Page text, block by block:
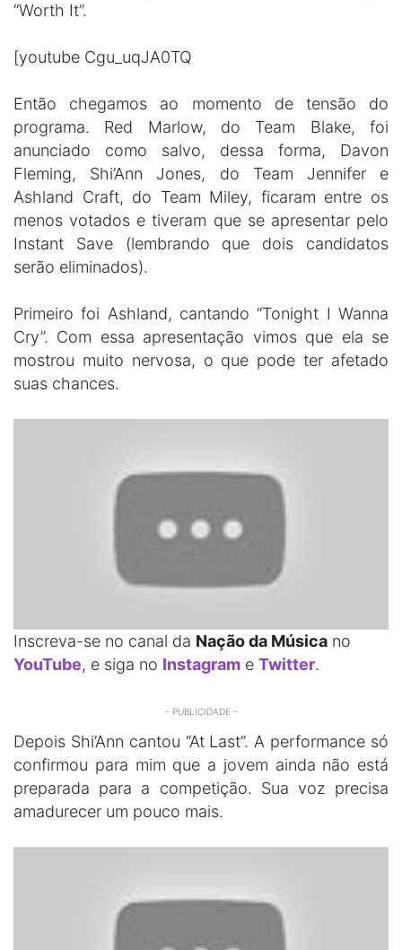
“Worth It”.
[youtube Cgu_uqJA0TQ
Então chegamos ao momento de tensão do
programa. Red Marlow, do Team Blake, foi
anunciado como salvo, dessa forma, Davon
Fleming, Shi’Ann Jones, do Team Jennifer e
Ashland Craft, do Team Miley, ficaram entre os
menos votados e tiveram que se apresentar pelo
Instant Save (lembrando que dois candidatos
serão eliminados).
Primeiro foi Ashland, cantando “Tonight I Wanna
Cry”. Com essa apresentação vimos que ela se
mostrou muito nervosa, o que pode ter afetado
suas chances.
Inscreva-se no canal da Nação da Música no
YouTube, e siga no Instagram e Twitter.
- PUBLICIDADE -
Depois Shi’Ann cantou “At Last”. A performance só
confirmou para mim que a jovem ainda não está
preparada para a competição. Sua voz precisa
amadurecer um pouco mais.